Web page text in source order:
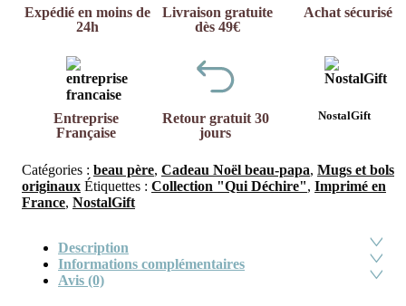
Expédié en moins de
24h
Livraison gratuite
dès 49€
Achat sécurisé
Entreprise
Française
Retour gratuit 30
jours
NostalGift
Catégories : beau père, Cadeau Noël beau-papa, Mugs et bols
originaux Étiquettes : Collection "Qui Déchire", Imprimé en
France, NostalGift
Description
Informations complémentaires
Avis (0)